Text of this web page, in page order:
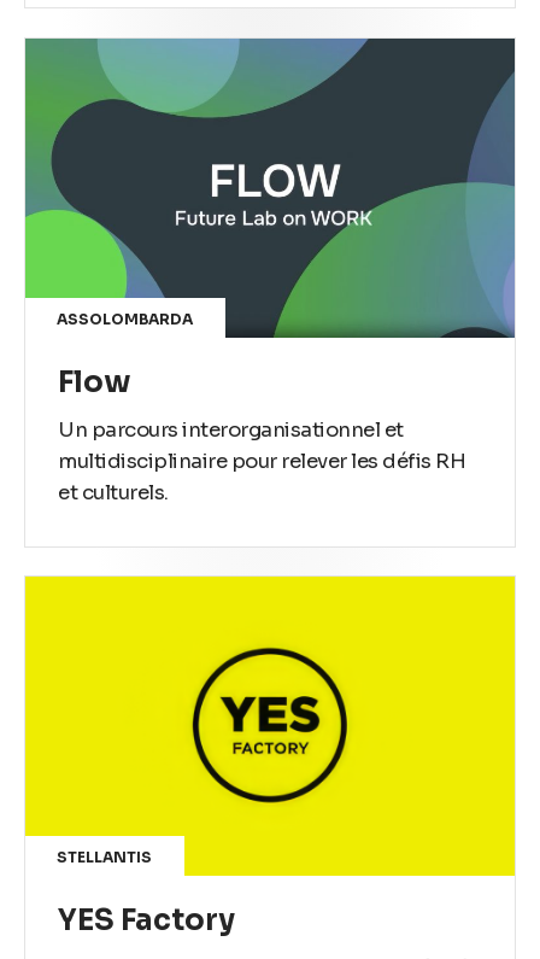
ASSOLOMBARDA
Flow
Un parcours interorganisationnel et
multidisciplinaire pour relever les défis RH
et culturels.
STELLANTIS
YES Factory